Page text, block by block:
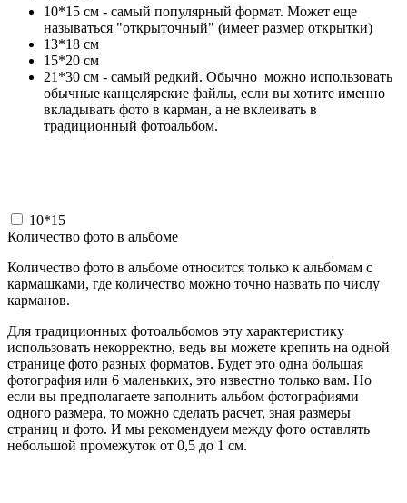
10*15 см - самый популярный формат. Может еще
называться "открыточный" (имеет размер открытки)
13*18 см
15*20 см
21*30 см - самый редкий. Обычно можно использовать
обычные канцелярские файлы, если вы хотите именно
вкладывать фото в карман, а не вклеивать в
традиционный фотоальбом.
10*15
Количество фото в альбоме
Количество фото в альбоме относится только к альбомам с
кармашками, где количество можно точно назвать по числу
карманов.
Для традиционных фотоальбомов эту характеристику
использовать некорректно, ведь вы можете крепить на одной
странице фото разных форматов. Будет это одна большая
фотография или 6 маленьких, это известно только вам. Но
если вы предполагаете заполнить альбом фотографиями
одного размера, то можно сделать расчет, зная размеры
страниц и фото. И мы рекомендуем между фото оставлять
небольшой промежуток от 0,5 до 1 см.